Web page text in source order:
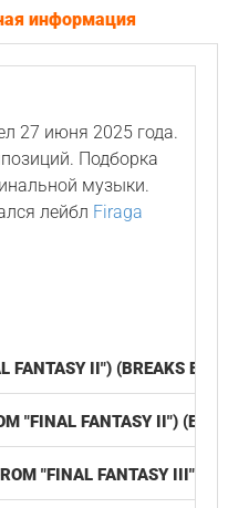
информация
27 июня 2025 года.
Подборка
музыки.
лейбл Firaga
FANTASY II") (BREAKS
"FINAL FANTASY II")
"FINAL FANTASY III")